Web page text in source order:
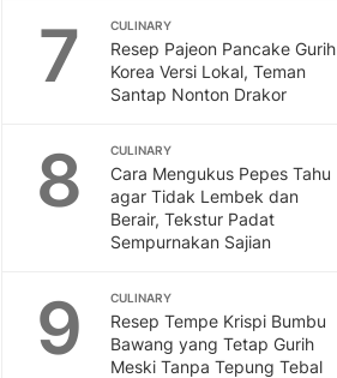
7 CULINARY
Resep Pajeon Pancake Gurih
Korea Versi Lokal, Teman
Santap Nonton Drakor
8 CULINARY
Cara Mengukus Pepes Tahu
agar Tidak Lembek dan
Berair, Tekstur Padat
Sempurnakan Sajian
9 CULINARY
Resep Tempe Krispi Bumbu
Bawang yang Tetap Gurih
Meski Tanpa Tepung Tebal